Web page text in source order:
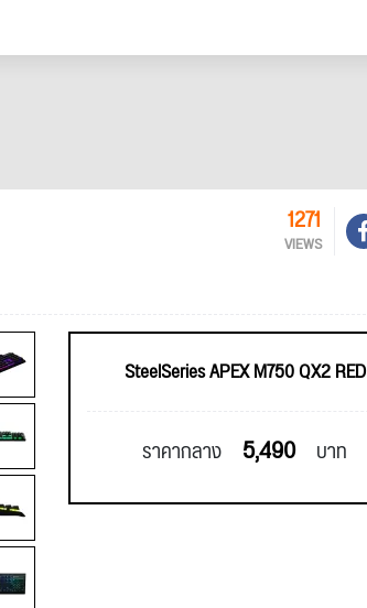
1271
VIEWS
SteelSeries APEX M750 QX2 RED
ราคากลาง 5,490 บาท